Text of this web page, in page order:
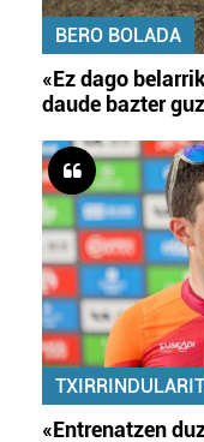
BERO BOLADA
«Ez dago
daude bazter
«Entrenatzen